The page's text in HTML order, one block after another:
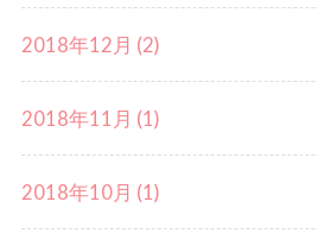
2018年12月 (2)
2018年11月 (1)
2018年10月 (1)